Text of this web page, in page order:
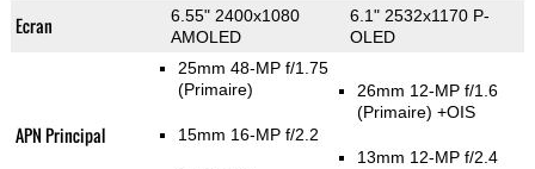
Ecran
6.55" 2400x1080
AMOLED
6.1" 2532x1170 P-
OLED
APN Principal
25mm 48-MP f/1.75
(Primaire)
15mm 16-MP f/2.2
26mm 12-MP f/1.6
(Primaire) +OIS
13mm 12-MP f/2.4